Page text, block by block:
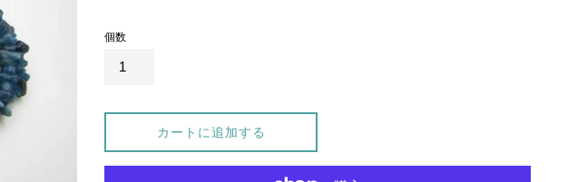
個数
カートに追加する